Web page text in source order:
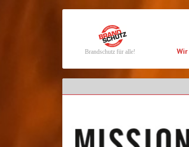
Brandschutz für alle!
Navigation
Wir
Navigation
überspringen